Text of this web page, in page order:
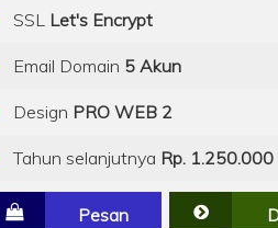
SSL Let's Encrypt
Email Domain 5 Akun
Design PRO WEB 2
Tahun selanjutnya Rp. 1.250.000
Pesan